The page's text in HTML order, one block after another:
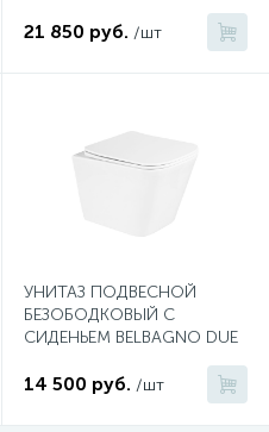
21 850 руб. /шт
УНИТАЗ ПОДВЕСНОЙ
БЕЗОБОДКОВЫЙ С
СИДЕНЬЕМ BELBAGNO DUE
14 500 руб. /шт
18
22